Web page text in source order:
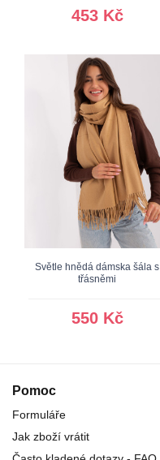
453 Kč
Světle hnědá dámska šála s
třásněmi
550 Kč
Pomoc
Formuláře
Jak zboží vrátit